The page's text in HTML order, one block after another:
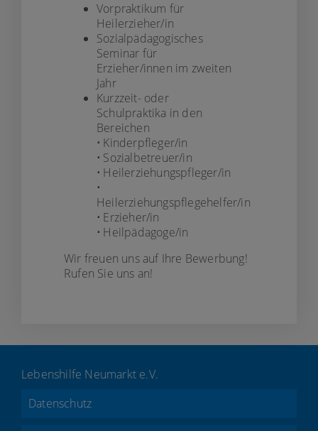
Vorpraktikum für
Heilerzieher/in
Sozialpädagogisches
Seminar für
Erzieher/innen im zweiten
Jahr
Kurzzeit- oder
Schulpraktika in den
Bereichen
⋅ Kinderpfleger/in
⋅ Sozialbetreuer/in
⋅ Heilerziehungspfleger/in
⋅
Heilerziehungspflegehelfer/in
⋅ Erzieher/in
⋅ Heilpädagoge/in
Wir freuen uns auf Ihre Bewerbung!
Rufen Sie uns an!
Lebenshilfe Neumarkt e.V.
Datenschutz